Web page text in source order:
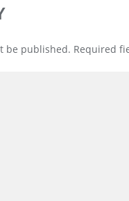
be published. Required